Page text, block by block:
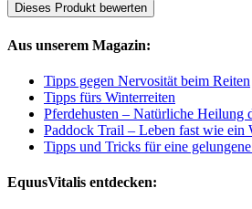
Dieses Produkt bewerten
Aus unserem Magazin:
Tipps gegen Nervosität beim Reiten
Tipps fürs Winterreiten
Pferdehusten – Natürliche Heilung
Paddock Trail – Leben fast wie ein
Tipps und Tricks für eine
EquusVitalis entdecken: